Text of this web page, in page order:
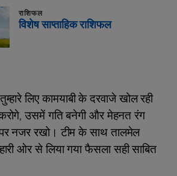
राशिफल
विशेष साप्ताहिक राशिफल
लिए कामयाबी के दरवाजे खोल रही
उसमें गति बनेगी और मेहनत रंग
नजर रखो। टीम के साथ तालमेल
ओर से लिया गया फैसला सही साबित